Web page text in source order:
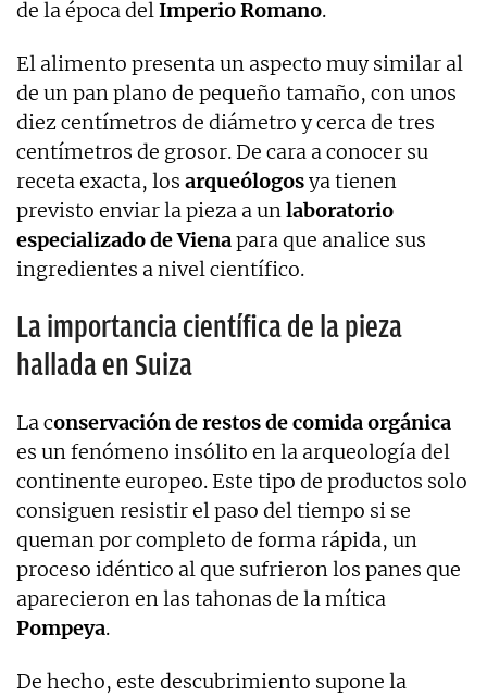
de la época delImperio Romano.
El alimento presenta un aspecto muy similar al
de un pan plano de pequeño tamaño, con unos
diez centímetros de diámetro y cerca de tres
centímetros de grosor. De cara a conocer su
receta exacta, los arqueólogosya tienen
previsto enviar la pieza a unlaboratorio
especializado de Vienapara que analice sus
ingredientes a nivel científico.
La importancia científica de la pieza
hallada en Suiza
La conservación de restos de comida orgánica
es un fenómeno insólito en la arqueología del
continente europeo. Este tipo de productos solo
consiguen resistir el paso del tiempo si se
queman por completo de forma rápida, un
proceso idéntico al que sufrieron los panes que
aparecieron en las tahonas de la mítica
Pompeya.
De hecho, este descubrimiento supone la